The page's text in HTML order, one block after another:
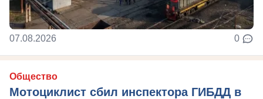
07.08.2026 0
Общество
Мотоциклист сбил инспектора ГИБДД в